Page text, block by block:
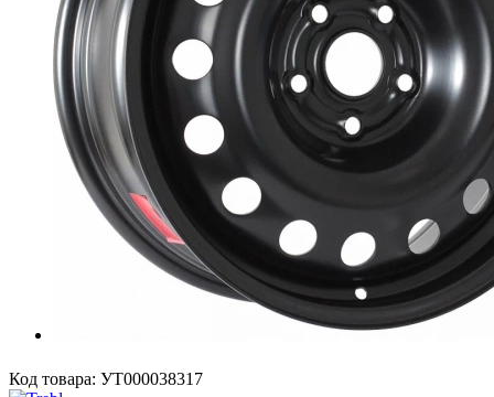
Код товара: УТ000038317